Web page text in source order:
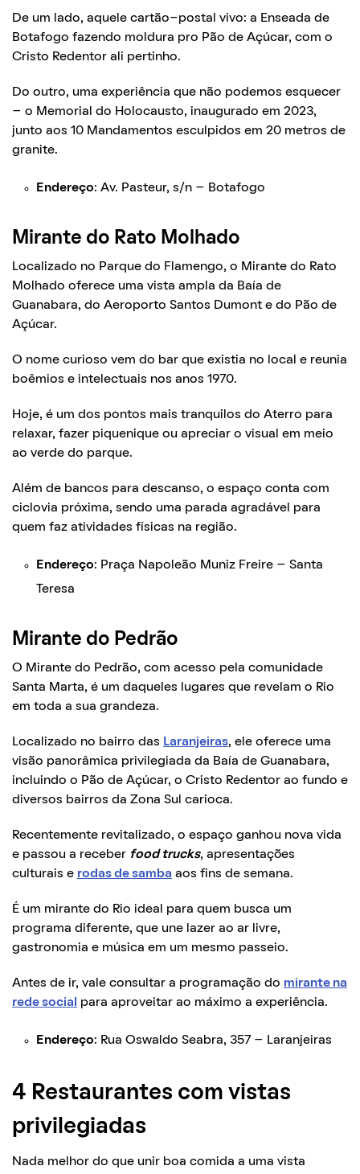
De um lado, aquele cartão-postal vivo: a Enseada de
Botafogo fazendo moldura pro Pão de Açúcar, com o
Cristo Redentor ali pertinho.
Do outro, uma experiência que não podemos esquecer
– o Memorial do Holocausto, inaugurado em 2023,
junto aos 10 Mandamentos esculpidos em 20 metros de
granite.
Endereço: Av. Pasteur, s/n – Botafogo
Mirante do Rato Molhado
Localizado no Parque do Flamengo, o Mirante do Rato
Molhado oferece uma vista ampla da Baía de
Guanabara, do Aeroporto Santos Dumont e do Pão de
Açúcar.
O nome curioso vem do bar que existia no local e reunia
boêmios e intelectuais nos anos 1970.
Hoje, é um dos pontos mais tranquilos do Aterro para
relaxar, fazer piquenique ou apreciar o visual em meio
ao verde do parque.
Além de bancos para descanso, o espaço conta com
ciclovia próxima, sendo uma parada agradável para
quem faz atividades físicas na região.
Endereço: Praça Napoleão Muniz Freire – Santa
Teresa
Mirante do Pedrão
O Mirante do Pedrão, com acesso pela comunidade
Santa Marta, é um daqueles lugares que revelam o Rio
em toda a sua grandeza.
Localizado no bairro das Laranjeiras, ele oferece uma
visão panorâmica privilegiada da Baía de Guanabara,
incluindo o Pão de Açúcar, o Cristo Redentor ao fundo e
diversos bairros da Zona Sul carioca.
Recentemente revitalizado, o espaço ganhou nova vida
e passou a receber food trucks, apresentações
culturais e rodas de samba aos fins de semana.
É um mirante do Rio ideal para quem busca um
programa diferente, que une lazer ao ar livre,
gastronomia e música em um mesmo passeio.
Antes de ir, vale consultar a programação do mirante na
rede social
para aproveitar ao máximo a experiência.
Endereço: Rua Oswaldo Seabra, 357 – Laranjeiras
4 Restaurantes com vistas
privilegiadas
Nada melhor do que unir boa comida a uma vista